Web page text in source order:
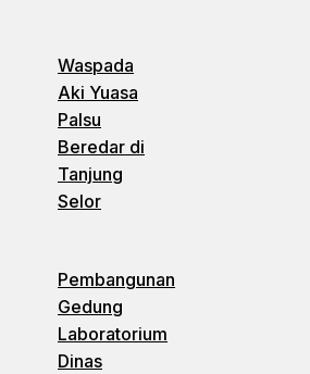
Waspada
Aki Yuasa
Palsu
Beredar di
Tanjung
Selor
Pembangunan
Gedung
Laboratorium
Dinas